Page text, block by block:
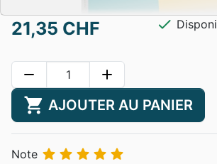
21,35 CHF check
remove add
shopping_cart AJOUTER AU PANIER
Note     